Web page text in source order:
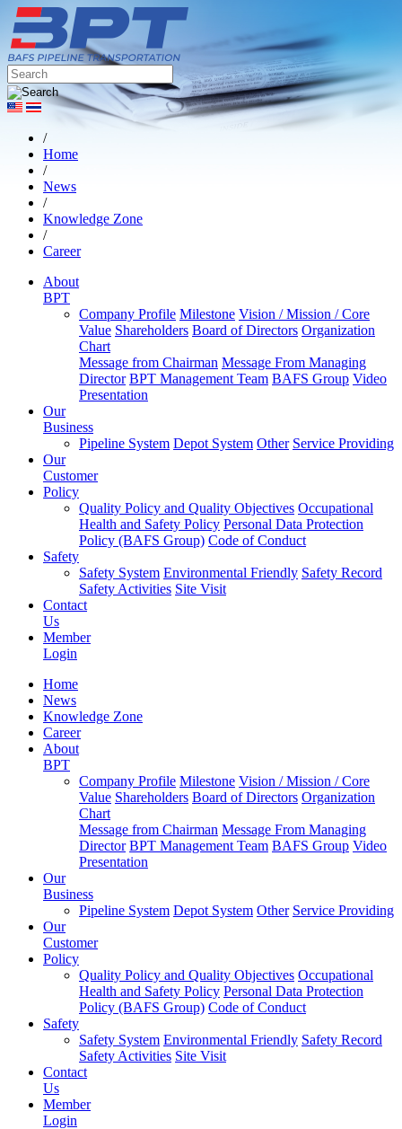
/
Home
/
News
/
Knowledge Zone
/
Career
About
BPT
Company Profile Milestone Vision / Mission / Core
Value Shareholders Board of Directors Organization
Chart
Message from Chairman Message From Managing
Director BPT Management Team BAFS Group Video
Presentation
Our
Business
Pipeline System Depot System Other Service Providing
Our
Customer
Policy
Quality Policy and Quality Objectives Occupational
Health and Safety Policy Personal Data Protection
Policy (BAFS Group) Code of Conduct
Safety
Safety System Environmental Friendly Safety Record
Safety Activities Site Visit
Contact
Us
Member
Login
Home
News
Knowledge Zone
Career
About
BPT
Company Profile Milestone Vision / Mission / Core
Value Shareholders Board of Directors Organization
Chart
Message from Chairman Message From Managing
Director BPT Management Team BAFS Group Video
Presentation
Our
Business
Pipeline System Depot System Other Service Providing
Our
Customer
Policy
Quality Policy and Quality Objectives Occupational
Health and Safety Policy Personal Data Protection
Policy (BAFS Group) Code of Conduct
Safety
Safety System Environmental Friendly Safety Record
Safety Activities Site Visit
Contact
Us
Member
Login